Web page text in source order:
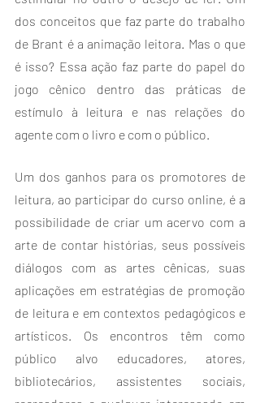
dos conceitos que faz parte do trabalho
de Brant é a animação leitora. Mas o que
é isso? Essa ação faz parte do papel do
jogo cênico dentro das práticas de
estímulo à leitura e nas relações do
agente com o livro e com o público.
Um dos ganhos para os promotores de
leitura, ao participar do curso online, é a
possibilidade de criar um acervo com a
arte de contar histórias, seus possíveis
diálogos com as artes cênicas, suas
aplicações em estratégias de promoção
de leitura e em contextos pedagógicos e
artísticos. Os encontros têm como
público alvo educadores, atores,
bibliotecários, assistentes sociais,